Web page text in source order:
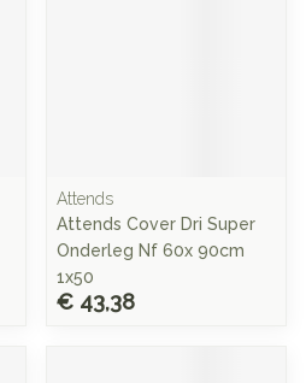
Attends
Attends Cover Dri Super
Onderleg Nf 60x 90cm
1x50
€ 43,38